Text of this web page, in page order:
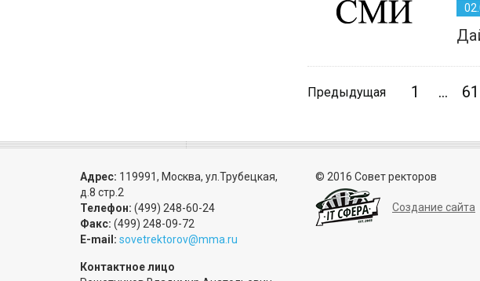
Предыдущая 1 ... 61
Адрес: 119991, Москва, ул.Трубецкая,
д.8 стр.2
Телефон: (499) 248-60-24
Факс: (499) 248-09-72
E-mail: sovetrektorov@mma.ru
Контактное лицо
© 2016 Совет ректоров
Создание сайта